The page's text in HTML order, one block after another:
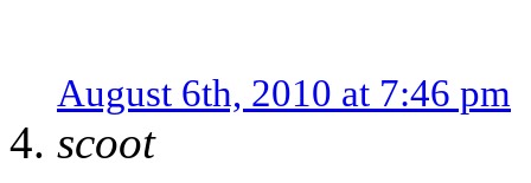
August 6th, 2010 at 7:46 pm
scoot